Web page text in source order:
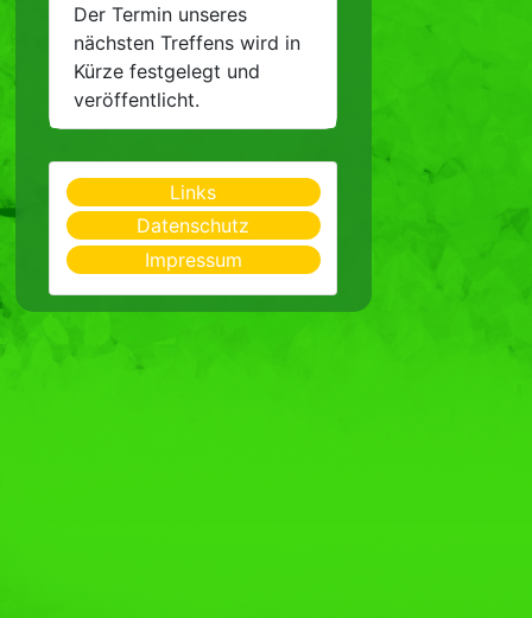
Der Termin unseres
nächsten Treffens wird in
Kürze festgelegt und
veröffentlicht.
Links
Datenschutz
Impressum